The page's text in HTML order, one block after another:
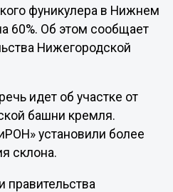
фуникулера в Нижнем
60%. Об этом сообщает
Нижегородской
идет об участке от
башни кремля.
установили более
склона.
правительства